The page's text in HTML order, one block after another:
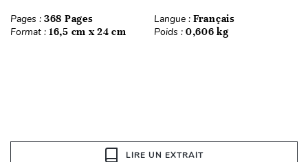
Pages : 368 Pages Langue : Français
Format : 16,5 cm x 24 cm Poids : 0,606 kg
LIRE UN EXTRAIT